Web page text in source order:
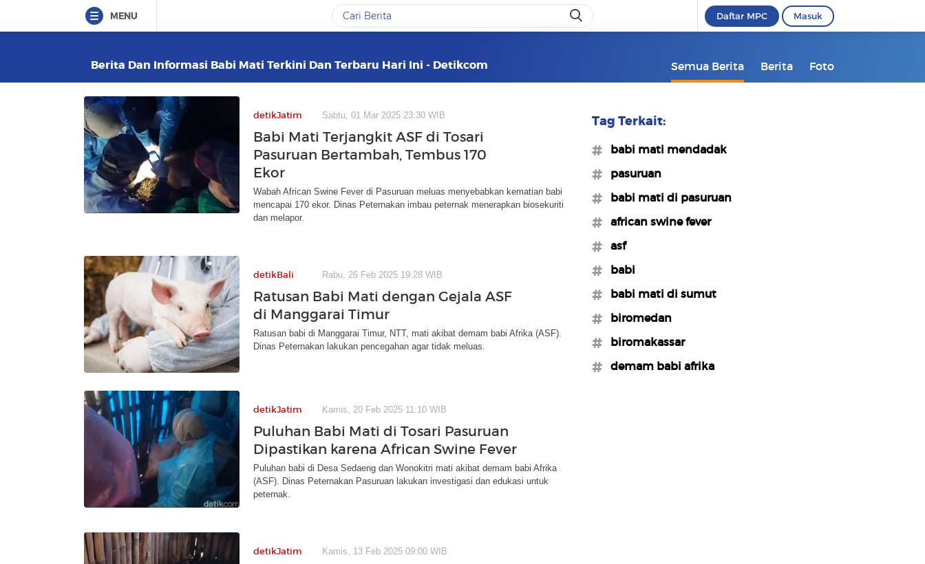
MENU Daftar MPC Masuk
Berita Dan Informasi Babi Mati Terkini Dan Terbaru Hari Ini - Detikcom Semua Berita Berita Foto
detikJatim Sabtu, 01 Mar 2025 23:30 WIB
Babi Mati Terjangkit ASF di Tosari
Pasuruan Bertambah, Tembus 170
Ekor
Wabah African Swine Fever di Pasuruan meluas menyebabkan kematian babi
mencapai 170 ekor. Dinas Peternakan imbau peternak menerapkan biosekuriti
dan melapor.
detikBali Rabu, 26 Feb 2025 19:28 WIB
Ratusan Babi Mati dengan Gejala ASF
di Manggarai Timur
Ratusan babi di Manggarai Timur, NTT, mati akibat demam babi Afrika (ASF).
Dinas Peternakan lakukan pencegahan agar tidak meluas.
detikJatim Kamis, 20 Feb 2025 11:10 WIB
Puluhan Babi Mati di Tosari Pasuruan
Dipastikan karena African Swine Fever
Puluhan babi di Desa Sedaeng dan Wonokitri mati akibat demam babi Afrika
(ASF). Dinas Peternakan Pasuruan lakukan investigasi dan edukasi untuk
peternak.
detikJatim Kamis, 13 Feb 2025 09:00 WIB
Tag Terkait:
#babi mati mendadak
#pasuruan
#babi mati di pasuruan
#african swine fever
#asf
#babi
#babi mati di sumut
#biromedan
#biromakassar
#demam babi afrika